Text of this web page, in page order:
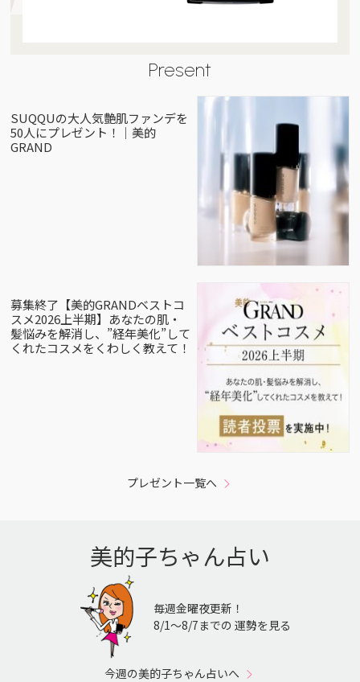
Present
SUQQUの大人気艶肌ファンデを
50人にプレゼント！｜美的
GRAND
募集終了【美的GRANDベストコ
スメ2026上半期】あなたの肌・
髪悩みを解消し、”経年美化”して
くれたコスメをくわしく教えて！
プレゼント一覧へ
美的子ちゃん占い
毎週金曜夜更新！
8/1〜8/7までの 運勢を見る
今週の美的子ちゃん占いへ